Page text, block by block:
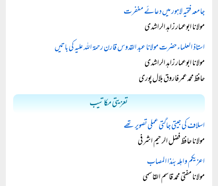
جامعہ فتحیہ لاہور میں دعائے مغفرت
مولانا ابوعمار زاہد الراشدی
استاذ العلماء حضرت مولانا عبد القدوس قارن رحمۃ اللہ علیہ کی باتیں
مولانا ابوعمار زاہد الراشدی
حافظ محمد عمرفاروق بلال پوری
تعزیتی مکاتیب
اسلاف کی جیتی جاگتی عملی تصویر تھے
مولانا حافظ فضل الرحیم اشرفی
اعزيكم واهله بهٰذا المصاب
مولانا مفتی محمد قاسم القاسمی